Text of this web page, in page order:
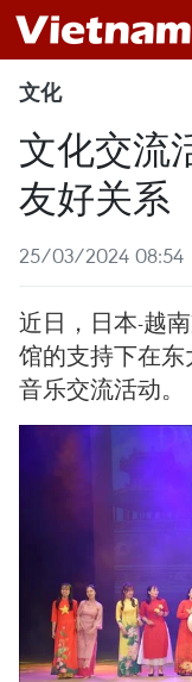
文化
文化交流
友好关系
25/03/2024 08:54
近日，日本-越
馆的支持下在东
音乐交流活动。